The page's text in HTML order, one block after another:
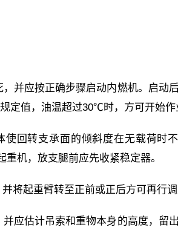
并应按正确步骤启动内燃机。启动
定值，油温超过30℃时，方可开始作
回转支承面的倾斜度在无载荷时
机，放支腿前应先收紧稳定器。
将起重臂转至正前或正后方可再行调
应估计吊索和重物本身的高度，留